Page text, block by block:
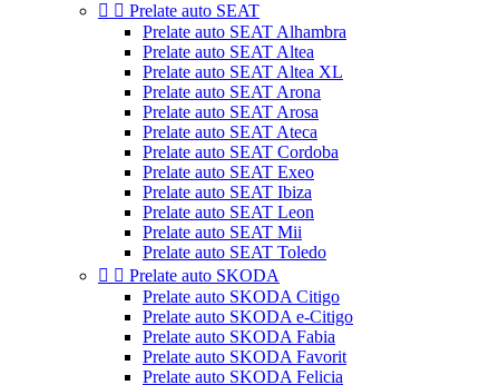
  Prelate auto SEAT
Prelate auto SEAT Alhambra
Prelate auto SEAT Altea
Prelate auto SEAT Altea XL
Prelate auto SEAT Arona
Prelate auto SEAT Arosa
Prelate auto SEAT Ateca
Prelate auto SEAT Cordoba
Prelate auto SEAT Exeo
Prelate auto SEAT Ibiza
Prelate auto SEAT Leon
Prelate auto SEAT Mii
Prelate auto SEAT Toledo
  Prelate auto SKODA
Prelate auto SKODA Citigo
Prelate auto SKODA e-Citigo
Prelate auto SKODA Fabia
Prelate auto SKODA Favorit
Prelate auto SKODA Felicia